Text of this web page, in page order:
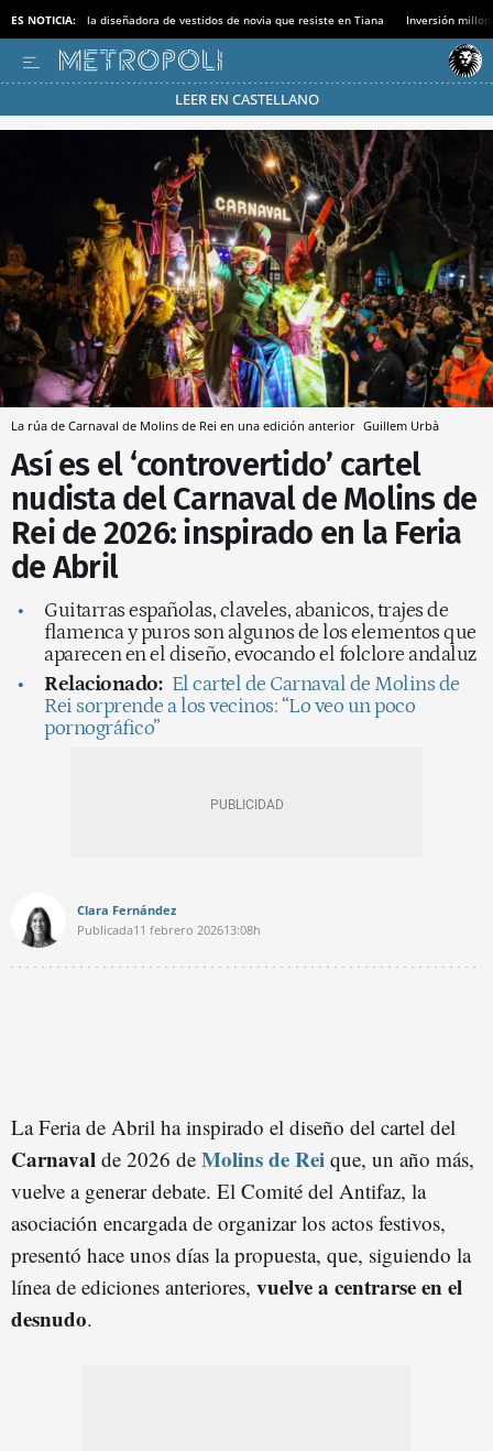
ES NOTICIA: la diseñadora de vestidos de novia que resiste en Tiana Inversión
LEER EN CASTELLANO
Pásate al MODO AHORRO
La rúa de Carnaval de Molins de Rei en una edición anterior Guillem Urbà
Así es el ‘controvertido’ cartel
nudista del Carnaval de Molins de
Rei de 2026: inspirado en la Feria
de Abril
Guitarras españolas, claveles, abanicos, trajes de
flamenca y puros son algunos de los elementos que
aparecen en el diseño, evocando el folclore andaluz
Relacionado: El cartel de Carnaval de Molins de
Rei sorprende a los vecinos: “Lo veo un poco
pornográfico”
Clara Fernández
Publicada11 febrero 202613:08h
La Feria de Abril ha inspirado el diseño del cartel del
Carnaval de 2026 de Molins de Rei que, un año más,
vuelve a generar debate. El Comité del Antifaz, la
asociación encargada de organizar los actos festivos,
presentó hace unos días la propuesta, que, siguiendo la
línea de ediciones anteriores, vuelve a centrarse en el
desnudo.